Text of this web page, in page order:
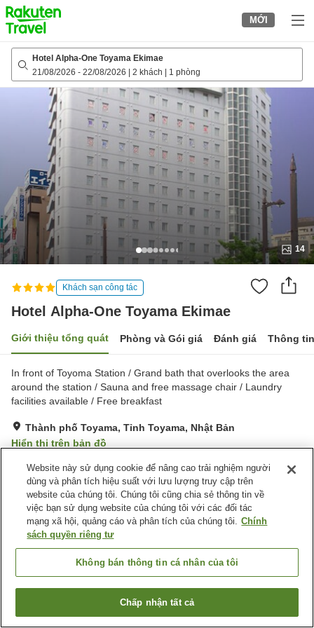
to
top
page
MỚI
Hotel Alpha-One Toyama Ekimae
21/08/2026 - 22/08/2026 2 khách 1 phòng
14
Khách sạn công tác
Hotel Alpha-One Toyama Ekimae
Giới thiệu tổng quát Phòng và Gói giá Đánh giá Thông
In front of Toyoma Station / Grand bath that overlooks the area
around the station / Sauna and free massage chair / Laundry
facilities available / Free breakfast
Thành phố Toyama, Tỉnh Toyama, Nhật Bản
Hiển thị trên bản đồ
Rất tốt Đánh giá:1,019lượt
Tiện nghi chỗ nghỉ
Bãi đỗ xe
Xông hơi
Spa / Salon
Trang chủ Nhật Bản Tỉnh Toyama
Thành phố Toyama
Hotel Alpha-One Toyama Ekimae
Tìm phòng trống
Website này sử dụng cookie để nâng cao trải nghiệm người
dùng và phân tích hiệu suất với lưu lượng truy cập trên
website của chúng tôi. Chúng tôi cũng chia sẻ thông tin về
việc bạn sử dụng website của chúng tôi với các đối tác
mạng xã hội, quảng cáo và phân tích của chúng tôi. Chính
sách quyền riêng tư
Không bán thông tin cá nhân của tôi
Chấp nhận tất cả